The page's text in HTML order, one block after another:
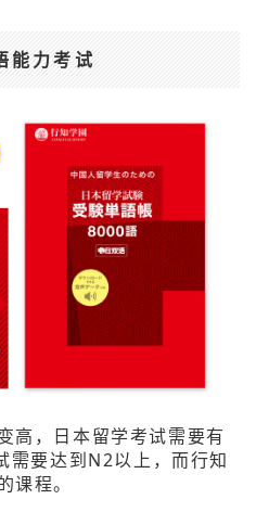
能力考试
高，日本留学考试需要有
需要达到N2以上，而行知
课程。